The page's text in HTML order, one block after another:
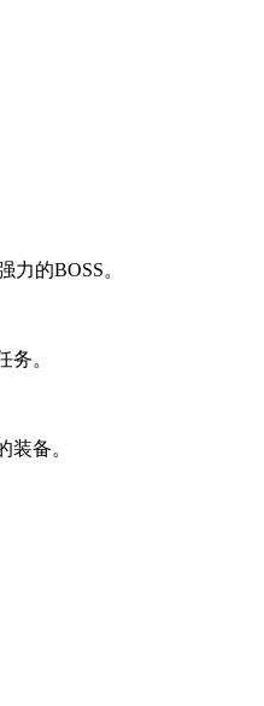
的BOSS。
。
备。